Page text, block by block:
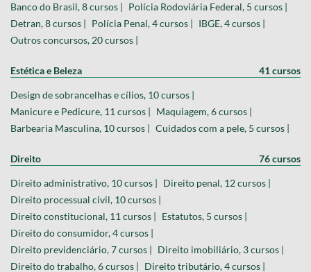
Banco do Brasil, 8 cursos |
Polícia Rodoviária Federal, 5 cursos |
Detran, 8 cursos |
Polícia Penal, 4 cursos |
IBGE, 4 cursos |
Outros concursos, 20 cursos |
Estética e Beleza 41 cursos
Design de sobrancelhas e cílios, 10 cursos |
Manicure e Pedicure, 11 cursos |
Maquiagem, 6 cursos |
Barbearia Masculina, 10 cursos |
Cuidados com a pele, 5 cursos |
Direito 76 cursos
Direito administrativo, 10 cursos |
Direito penal, 12 cursos |
Direito processual civil, 10 cursos |
Direito constitucional, 11 cursos |
Estatutos, 5 cursos |
Direito do consumidor, 4 cursos |
Direito previdenciário, 7 cursos |
Direito imobiliário, 3 cursos |
Direito do trabalho, 6 cursos |
Direito tributário, 4 cursos |